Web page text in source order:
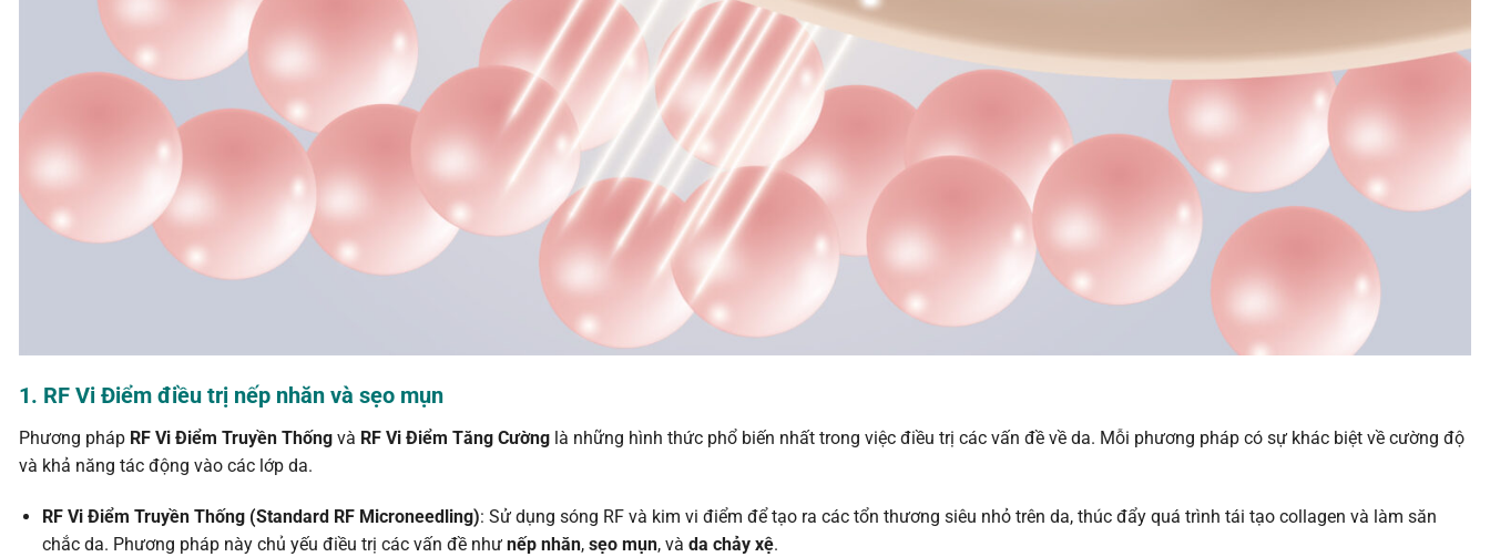
1. RF Vi Điểm điều trị nếp nhăn và sẹo mụn
Phương pháp RF Vi Điểm Truyền Thống và RF Vi Điểm Tăng Cường là những hình thức phổ biến nhất trong việc điều trị các vấn đề về da. Mỗi phương pháp có sự khác biệt về cường độ
và khả năng tác động vào các lớp da.
RF Vi Điểm Truyền Thống (Standard RF Microneedling): Sử dụng sóng RF và kim vi điểm để tạo ra các tổn thương siêu nhỏ trên da, thúc đẩy quá trình tái tạo collagen và làm săn
chắc da. Phương pháp này chủ yếu điều trị các vấn đề như nếp nhăn, sẹo mụn, và da chảy xệ.